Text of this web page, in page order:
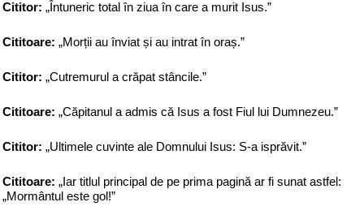
Cititor: „Întuneric total în ziua în care a murit Isus.”
Cititoare: „Morții au înviat și au intrat în oraș.”
Cititor: „Cutremurul a crăpat stâncile.”
Cititoare: „Căpitanul a admis că Isus a fost Fiul lui Dumnezeu.”
Cititor: „Ultimele cuvinte ale Domnului Isus: S-a isprăvit.”
Cititoare: „Iar titlul principal de pe prima pagină ar fi sunat astfel:
„Mormântul este gol!”